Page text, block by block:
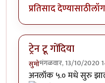
प्रतिसाद देण्यासाठी
ट्रेन टू गोंदिया
सुमोमंगळवार, 13/10/2020
अनलॉक ५.० मधे सुरु